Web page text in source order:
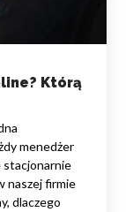
Którą
menedżer
stacjonarnie
naszej firmie
dlaczego